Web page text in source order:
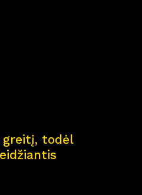
greitį, todėl